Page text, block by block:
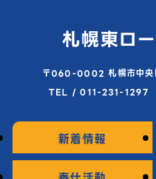
〒060-0002 札幌市中央
TEL / 011-231-
新着情報